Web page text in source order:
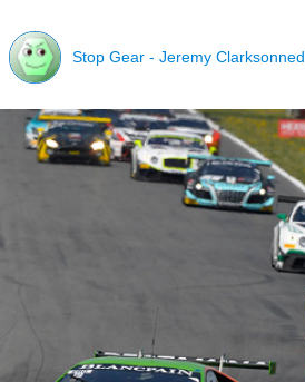
Stop Gear - Jeremy Clarksonned